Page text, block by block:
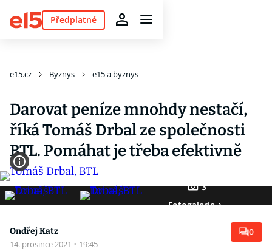
Předplatné
e15.cz Byznys e15 a byznys
Darovat peníze mnohdy nestačí,
říká Tomáš Drbal ze společnosti
BTL. Pomáhat je třeba efektivně
3
Fotogalerie
Ondřej Katz
14. prosince 2021 · 19:45
0